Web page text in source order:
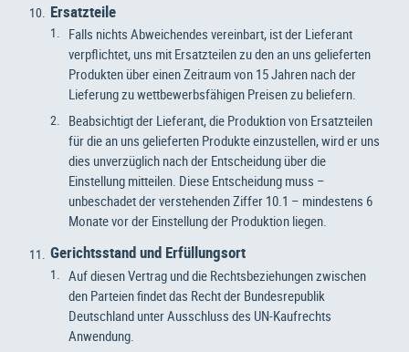
Ersatzteile
Falls nichts Abweichendes vereinbart, ist der Lieferant
verpflichtet, uns mit Ersatzteilen zu den an uns gelieferten
Produkten über einen Zeitraum von 15 Jahren nach der
Lieferung zu wettbewerbsfähigen Preisen zu beliefern.
Beabsichtigt der Lieferant, die Produktion von Ersatzteilen
für die an uns gelieferten Produkte einzustellen, wird er uns
dies unverzüglich nach der Entscheidung über die
Einstellung mitteilen. Diese Entscheidung muss –
unbeschadet der verstehenden Ziffer 10.1 – mindestens 6
Monate vor der Einstellung der Produktion liegen.
Gerichtsstand und Erfüllungsort
Auf diesen Vertrag und die Rechtsbeziehungen zwischen
den Parteien findet das Recht der Bundesrepublik
Deutschland unter Ausschluss des UN-Kaufrechts
Anwendung.